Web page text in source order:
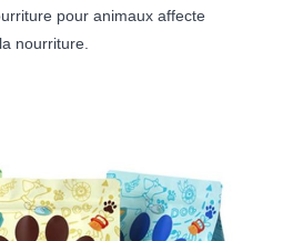
pour animaux affecte
nourriture.